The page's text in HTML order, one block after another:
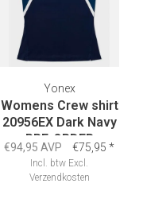
Yonex
Womens Crew shirt
20956EX Dark Navy
PRE-ORDER
€94,95 AVP €75,95 *
Incl. btw Excl.
Verzendkosten